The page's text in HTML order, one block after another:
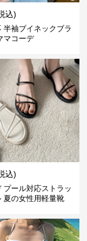
込)
半袖ブイネックブラ
マコーデ
込)
プール対応ストラッ
夏の女性用軽量靴